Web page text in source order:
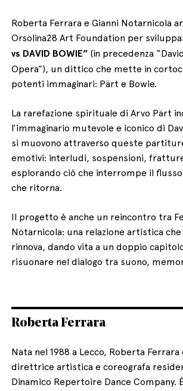
Roberta Ferrara e Gianni Notarnicola
Orsolina28 Art Foundation per
vs DAVID BOWIE” (in precedenza
Opera”), un dittico che mette in
potenti immaginari: Pärt e Bowie.
La rarefazione spirituale di Arvo Pärt
l’immaginario mutevole e iconico di
si muovono attraverso queste
emotivi: interludi, sospensioni,
esplorando ciò che interrompe il
che ritorna.
Il progetto è anche un reincontro tra
Notarnicola: una relazione artistica
rinnova, dando vita a un doppio
risuonare nel dialogo tra suono,
Roberta Ferrara
Nata nel 1988 a Lecco, Roberta
direttrice artistica e coreografa
Dinamico Repertoire Dance